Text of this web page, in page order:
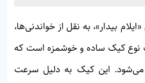
«ایلام بیدار»، به نقل از خواندنی‌ها،
کیک ساده و خوشمزه است که
می‌شود. این کیک به دلیل سرعت